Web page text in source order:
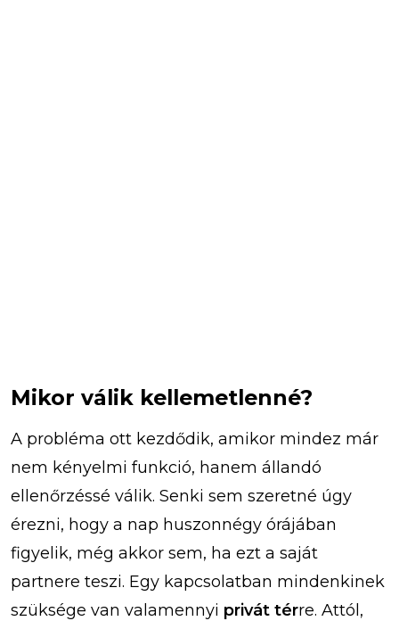
Mikor válik kellemetlenné?
A probléma ott kezdődik, amikor mindez már
nem kényelmi funkció, hanem állandó
ellenőrzéssé válik. Senki sem szeretné úgy
érezni, hogy a nap huszonnégy órájában
figyelik, még akkor sem, ha ezt a saját
partnere teszi. Egy kapcsolatban mindenkinek
szüksége van valamennyi privát térre. Attól,